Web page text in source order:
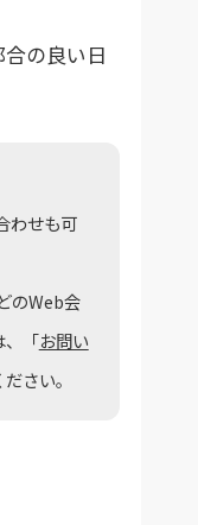
の良い日
わせも可
のWeb会
、「お問い
さい。